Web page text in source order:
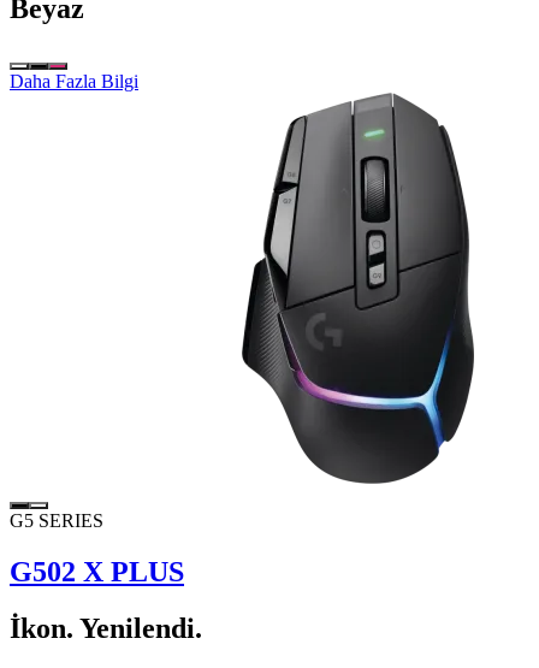
Beyaz
Daha Fazla Bilgi
G5 SERIES
G502 X PLUS
İkon. Yenilendi.